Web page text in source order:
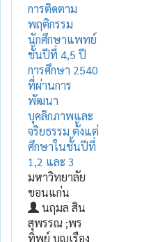
การติดตาม
พฤติกรรม
นักศึกษาแพทย์
ชั้นปีที่ 4,5 ปี
การศึกษา 2540
ที่ผ่านการ
พัฒนา
บุคลิกภาพและ
จริยธรรม ตั้งแต่
ศึกษาในชั้นปีที่
1,2 และ 3
มหาวิทยาลัย
ขอนแก่น
นฤมล สิน
สุพรรณ ;พร
ทิพย์ บุญเรือง